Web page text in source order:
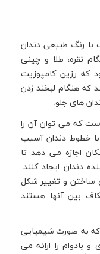
با رنگ طبیعی دندان
نقره، طلا و چینی
که رزین کامپوزیت
که هنگام لبخند زدن
های جلو.
است که می توان آن را
خطوط دندان آسیب
اجازه می دهد تا
دندان ایجاد کنند.
ساختن و تغییر شکل
بین آنها هستند
که به صورت شیمیایی
بادوام را ارائه می